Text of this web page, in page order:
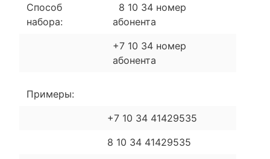
Способ
набора:
8 10 34 номер
абонента
+7 10 34 номер
абонента
Примеры:
+7 10 34 41429535
8 10 34 41429535